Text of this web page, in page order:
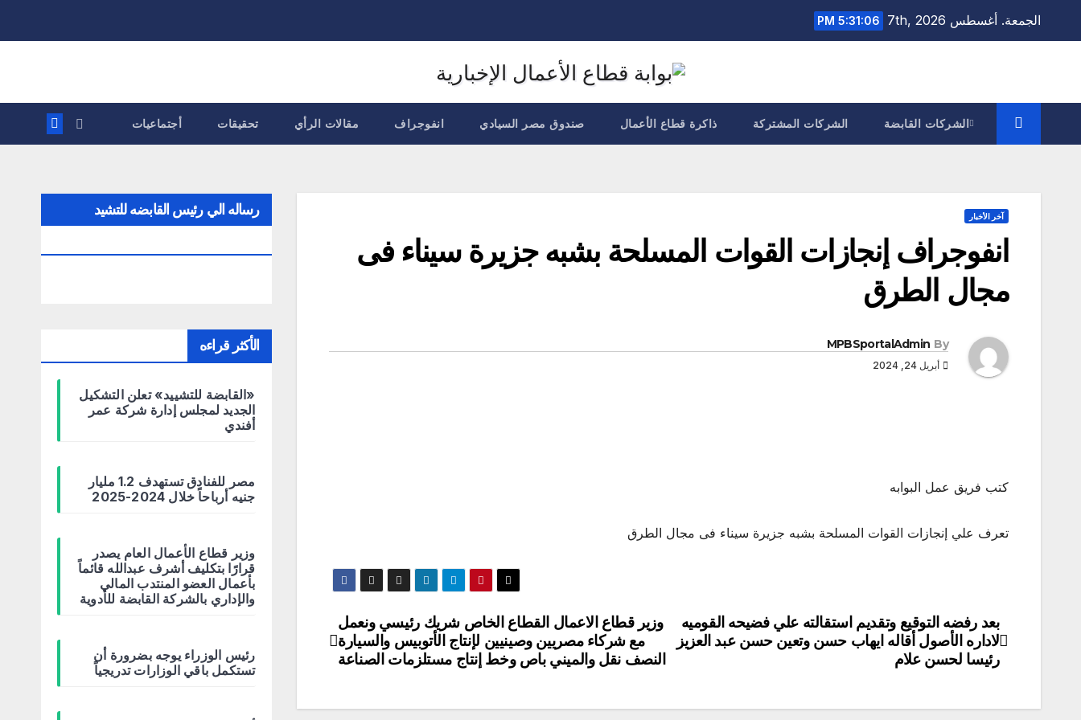
الجمعة. أغسطس 7th, 2026 5:31:07 PM
الشركات القابضة الشركات المشتركة ذاكرة قطاع الأعمال صندوق مصر السيادي انفوجراف مقالات الرأي تحقيقات أجتماعيات
آخر الأخبار
انفوجراف إنجازات القوات المسلحة بشبه جزيرة سيناء فى
مجال الطرق
By
MPBSportalAdmin
أبريل 24, 2024
كتب فريق عمل البوابه
تعرف علي إنجازات القوات المسلحة بشبه جزيرة سيناء فى مجال الطرق
تصفّح
المقالات
وزير قطاع الاعمال القطاع الخاص شريك رئيسي ونعمل
مع شركاء مصريين وصينيين لإنتاج الأتوبيس والسيارة
النصف نقل والميني باص وخط إنتاج مستلزمات الصناعة
بعد رفضه التوقيع وتقديم استقالته علي فضيحه القوميه
لاداره الأصول أقاله ايهاب حسن وتعين حسن عبد العزيز
رئيسا لحسن علام
رساله الي رئيس القابضه للتشيد
الأكثر قراءه
«القابضة للتشييد» تعلن التشكيل
الجديد لمجلس إدارة شركة عمر
أفندي
مصر للفنادق تستهدف 1.2 مليار
جنيه أرباحاً خلال 2024-2025
وزير قطاع الأعمال العام يصدر
قرارًا بتكليف أشرف عبدالله قائماً
بأعمال العضو المنتدب المالي
والإداري بالشركة القابضة للأدوية
رئيس الوزراء يوجه بضرورة أن
تستكمل باقي الوزارات تدريجياً